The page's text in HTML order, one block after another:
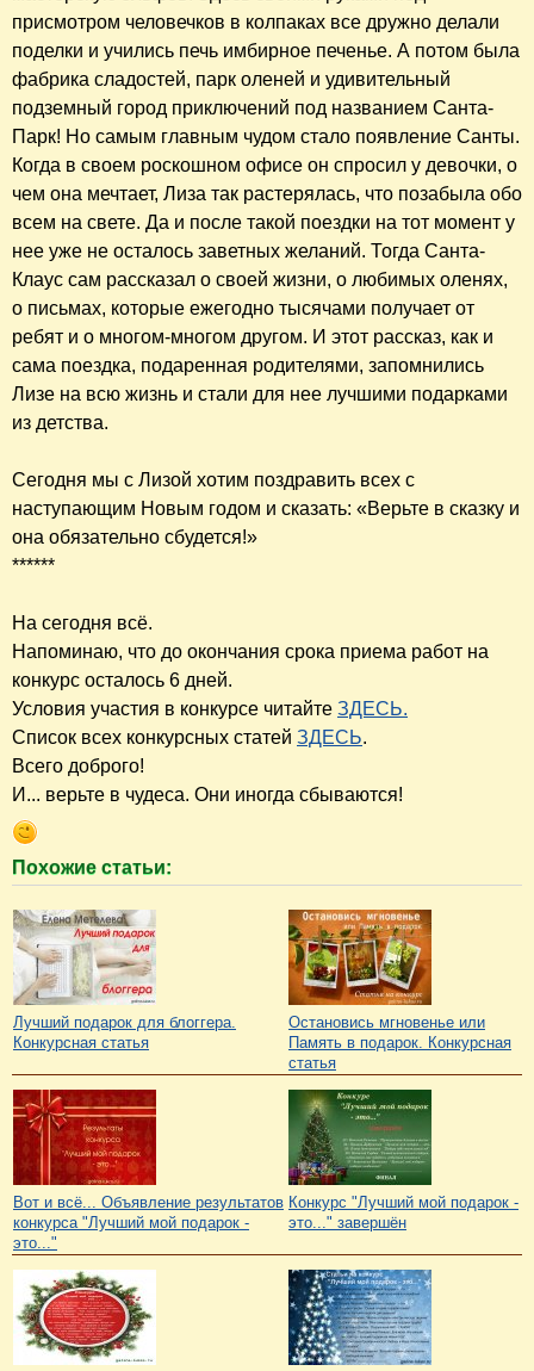
присмотром человечков в колпаках все дружно делали
поделки и учились печь имбирное печенье. А потом была
фабрика сладостей, парк оленей и удивительный
подземный город приключений под названием Санта-
Парк! Но самым главным чудом стало появление Санты.
Когда в своем роскошном офисе он спросил у девочки, о
чем она мечтает, Лиза так растерялась, что позабыла обо
всем на свете. Да и после такой поездки на тот момент у
нее уже не осталось заветных желаний. Тогда Санта-
Клаус сам рассказал о своей жизни, о любимых оленях,
о письмах, которые ежегодно тысячами получает от
ребят и о многом-многом другом. И этот рассказ, как и
сама поездка, подаренная родителями, запомнились
Лизе на всю жизнь и стали для нее лучшими подарками
из детства.
Сегодня мы с Лизой хотим поздравить всех с
наступающим Новым годом и сказать: «Верьте в сказку и
она обязательно сбудется!»
******
На сегодня всё.
Напоминаю, что до окончания срока приема работ на
конкурс осталось 6 дней.
Условия участия в конкурсе читайте ЗДЕСЬ.
Список всех конкурсных статей ЗДЕСЬ.
Всего доброго!
И... верьте в чудеса. Они иногда сбываются!
Похожие статьи:
Лучший подарок для блоггера.
Конкурсная статья
Остановись мгновенье или
Память в подарок. Конкурсная
статья
Вот и всё... Объявление результатов
конкурса "Лучший мой подарок -
это..."
Конкурс "Лучший мой подарок -
это..." завершён